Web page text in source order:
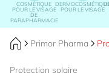
COSMÉTIQUE
POUR LE VISAGE
DE
PARAPHARMACIE
POUR LE VISAGE
Primor Pharma
Protection solaire